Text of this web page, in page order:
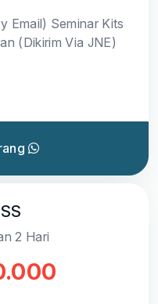
Email) Seminar Kits
(Dikirim Via JNE)
2 Hari